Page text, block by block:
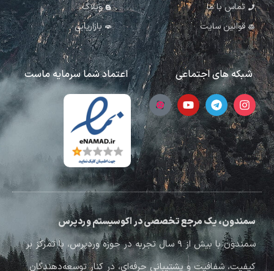
تماس با ما
قوانین سایت
وبلاگ
بازاریابی
شبکه های اجتماعی اعتماد شما سرمایه ماست
سمندون، یک مرجع تخصصی در اکوسیستم وردپرس
سمندون با بیش از ۹ سال تجربه در حوزه وردپرس، با تمرکز بر
کیفیت، شفافیت و پشتیبانی حرفه‌ای، در کنار توسعه‌دهندگان